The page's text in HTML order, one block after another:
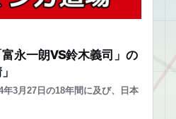
永一朗VS鈴木義司」の
3月27日の18年間に及び、日本